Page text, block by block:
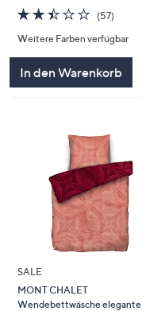
2.4
von
5
(57)
Weitere Farben verfügbar
In den Warenkorb
SALE
MONT CHALET
Wendebettwäsche elegante